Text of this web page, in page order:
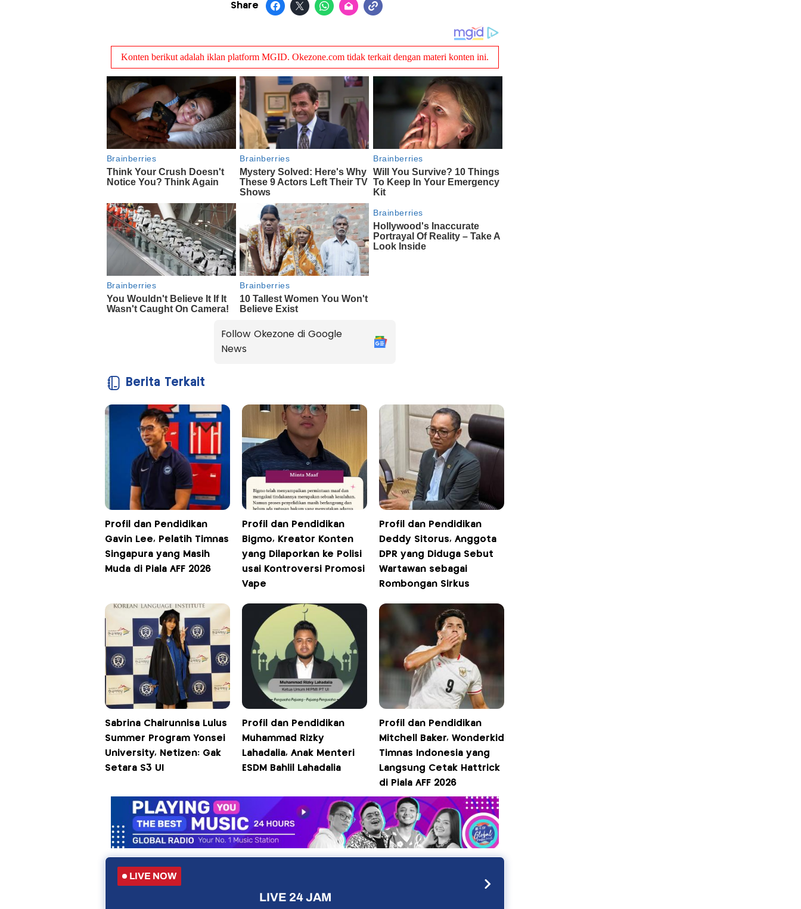
Share
Follow Okezone di Google
News
Berita Terkait
Profil dan Pendidikan
Gavin Lee, Pelatih Timnas
Singapura yang Masih
Muda di Piala AFF 2026
Profil dan Pendidikan
Bigmo, Kreator Konten
yang Dilaporkan ke Polisi
usai Kontroversi Promosi
Vape
Profil dan Pendidikan
Deddy Sitorus, Anggota
DPR yang Diduga Sebut
Wartawan sebagai
Rombongan Sirkus
Sabrina Chairunnisa Lulus
Summer Program Yonsei
University, Netizen: Gak
Setara S3 UI
Profil dan Pendidikan
Muhammad Rizky
Lahadalia, Anak Menteri
ESDM Bahlil Lahadalia
Profil dan Pendidikan
Mitchell Baker, Wonderkid
Timnas Indonesia yang
Langsung Cetak Hattrick
di Piala AFF 2026
LIVE NOW
LIVE 24 JAM